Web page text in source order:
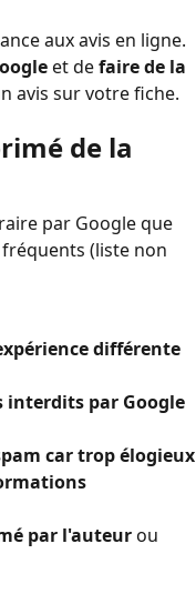
aux avis en ligne.
et de faire de la
avis sur votre fiche.
de la
par Google que
(liste non
différente
interdits par Google
car trop élogieux
par l'auteur ou